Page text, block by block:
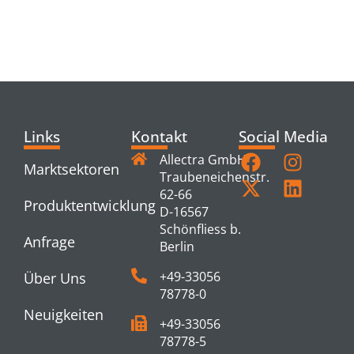
Links
Marktsektoren
Produktentwicklung
Anfrage
Über Uns
Neuigkeiten
Kontakt
Allectra GmbH
Traubeneichenstr.
62-66
D-16567
Schönfliess b.
Berlin
+49-33056
78778-0
+49-33056
78778-5
Social Media